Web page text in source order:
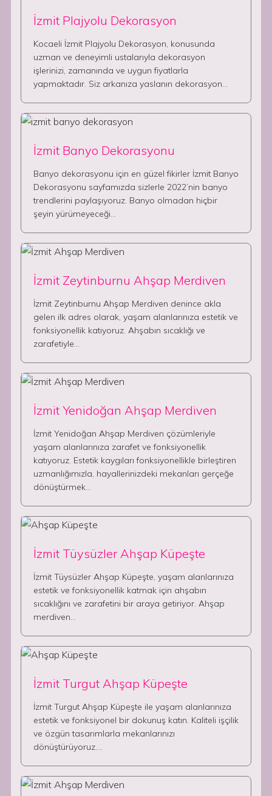
İzmit Plajyolu Dekorasyon
Kocaeli İzmit Plajyolu Dekorasyon, konusunda
uzman ve deneyimli ustalarıyla dekorasyon
işlerinizi, zamanında ve uygun fiyatlarla
yapmaktadır. Siz arkanıza yaslanın dekorasyon…
İzmit Banyo Dekorasyonu
Banyo dekorasyonu için en güzel fikirler İzmit Banyo
Dekorasyonu sayfamızda sizlerle 2022’nin banyo
trendlerini paylaşıyoruz. Banyo olmadan hiçbir
şeyin yürümeyeceği…
İzmit Zeytinburnu Ahşap Merdiven
İzmit Zeytinburnu Ahşap Merdiven denince akla
gelen ilk adres olarak, yaşam alanlarınıza estetik ve
fonksiyonellik katıyoruz. Ahşabın sıcaklığı ve
zarafetiyle…
İzmit Yenidoğan Ahşap Merdiven
İzmit Yenidoğan Ahşap Merdiven çözümleriyle
yaşam alanlarınıza zarafet ve fonksiyonellik
katıyoruz. Estetik kaygıları fonksiyonellikle birleştiren
uzmanlığımızla, hayallerinizdeki mekanları gerçeğe
dönüştürmek…
İzmit Tüysüzler Ahşap Küpeşte
İzmit Tüysüzler Ahşap Küpeşte, yaşam alanlarınıza
estetik ve fonksiyonellik katmak için ahşabın
sıcaklığını ve zarafetini bir araya getiriyor. Ahşap
merdiven…
İzmit Turgut Ahşap Küpeşte
İzmit Turgut Ahşap Küpeşte ile yaşam alanlarınıza
estetik ve fonksiyonel bir dokunuş katın. Kaliteli işçilik
ve özgün tasarımlarla mekanlarınızı
dönüştürüyoruz.…